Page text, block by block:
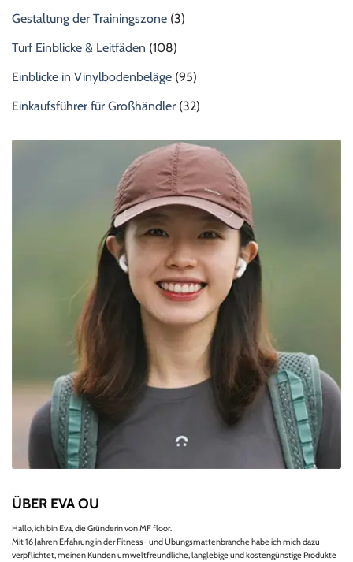
Gestaltung der Trainingszone (3)
Turf Einblicke & Leitfäden (108)
Einblicke in Vinylbodenbeläge (95)
Einkaufsführer für Großhändler (32)
ÜBER EVA OU
Hallo, ich bin Eva, die Gründerin von MF floor.
Mit 16 Jahren Erfahrung in der Fitness- und Übungsmattenbranche habe ich mich dazu
verpflichtet, meinen Kunden umweltfreundliche, langlebige und kostengünstige Produkte